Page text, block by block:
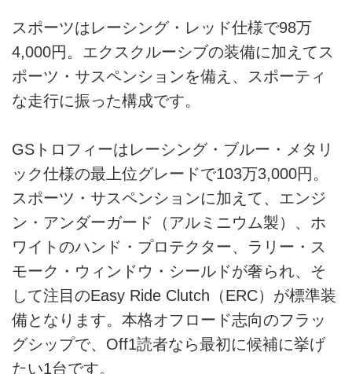
スポーツはレーシング・レッド仕様で98万
4,000円。エクスクルーシブの装備に加えてス
ポーツ・サスペンションを備え、スポーティ
な走行に振った構成です。
GSトロフィーはレーシング・ブルー・メタリ
ック仕様の最上位グレードで103万3,000円。
スポーツ・サスペンションに加えて、エンジ
ン・アンダーガード（アルミニウム製）、ホ
ワイトのハンド・プロテクター、ラリー・ス
モーク・ウィンドウ・シールドが奢られ、そ
して注目のEasy Ride Clutch（ERC）が標準装
備となります。本格オフロード志向のフラッ
グシップで、Off1読者なら最初に候補に挙げ
たい1台です。